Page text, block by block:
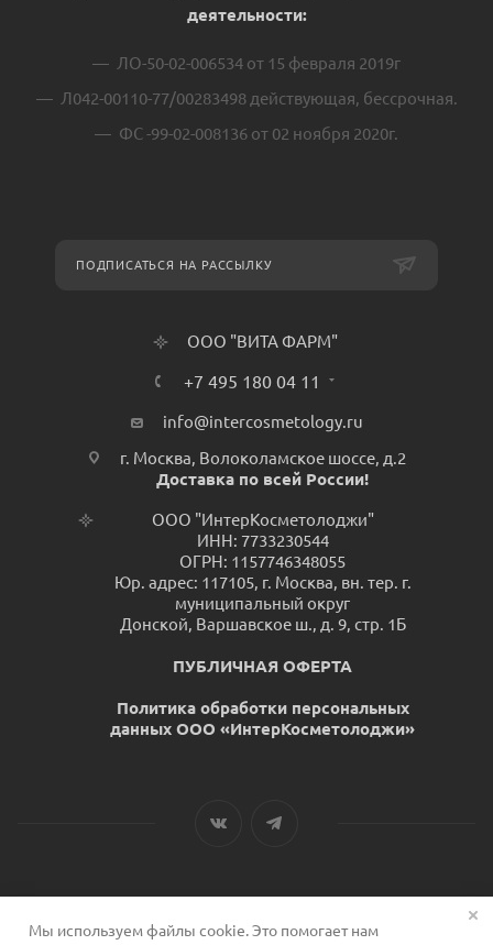
деятельности:
ЛО-50-02-006534 от 15 февраля 2019г
Л042-00110-77/00283498 действующая, бессрочная.
ФС -99-02-008136 от 02 ноября 2020г.
ПОДПИСАТЬСЯ НА РАССЫЛКУ
ООО "ВИТА ФАРМ"
+7 495 180 04 11
info@intercosmetology.ru
г. Москва, Волоколамское шоссе, д.2
Доставка по всей России!
ООО "ИнтерКосметолоджи"
ИНН: 7733230544
ОГРН: 1157746348055
Юр. адрес: 117105, г. Москва, вн. тер. г.
муниципальный округ
Донской, Варшавское ш., д. 9, стр. 1Б
ПУБЛИЧНАЯ ОФЕРТА
Политика обработки персональных
данных ООО «ИнтерКосметолоджи»
Мы используем файлы cookie. Это помогает нам